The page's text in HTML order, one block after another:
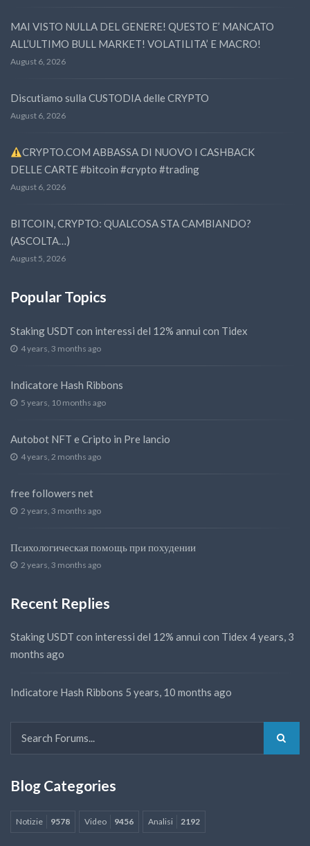
MAI VISTO NULLA DEL GENERE! QUESTO E’ MANCATO
ALL’ULTIMO BULL MARKET! VOLATILITA’ E MACRO!
August 6, 2026
Discutiamo sulla CUSTODIA delle CRYPTO
August 6, 2026
CRYPTO.COM ABBASSA DI NUOVO I CASHBACK
DELLE CARTE #bitcoin #crypto #trading
August 6, 2026
BITCOIN, CRYPTO: QUALCOSA STA CAMBIANDO?
(ASCOLTA…)
August 5, 2026
Popular Topics
Staking USDT con interessi del 12% annui con Tidex
4 years, 3 months ago
Indicatore Hash Ribbons
5 years, 10 months ago
Autobot NFT e Cripto in Pre lancio
4 years, 2 months ago
free followers net
2 years, 3 months ago
Психологическая помощь при похудении
2 years, 3 months ago
Recent Replies
Staking USDT con interessi del 12% annui con Tidex 4 years, 3
months ago
Indicatore Hash Ribbons 5 years, 10 months ago
Blog Categories
Notizie 9578 Video 9456 Analisi 2192